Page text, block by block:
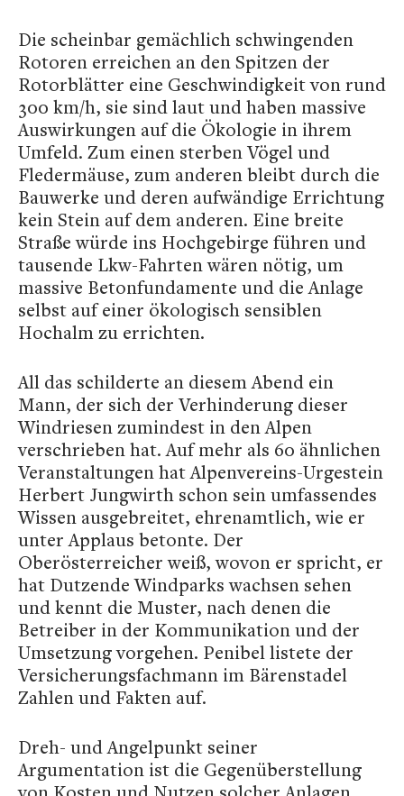
Die scheinbar gemächlich schwingenden
Rotoren erreichen an den Spitzen der
Rotorblätter eine Geschwindigkeit von rund
300 km/h, sie sind laut und haben massive
Auswirkungen auf die Ökologie in ihrem
Umfeld. Zum einen sterben Vögel und
Fledermäuse, zum anderen bleibt durch die
Bauwerke und deren aufwändige Errichtung
kein Stein auf dem anderen. Eine breite
Straße würde ins Hochgebirge führen und
tausende Lkw-Fahrten wären nötig, um
massive Betonfundamente und die Anlage
selbst auf einer ökologisch sensiblen
Hochalm zu errichten.
All das schilderte an diesem Abend ein
Mann, der sich der Verhinderung dieser
Windriesen zumindest in den Alpen
verschrieben hat. Auf mehr als 60 ähnlichen
Veranstaltungen hat Alpenvereins-Urgestein
Herbert Jungwirth schon sein umfassendes
Wissen ausgebreitet, ehrenamtlich, wie er
unter Applaus betonte. Der
Oberösterreicher weiß, wovon er spricht, er
hat Dutzende Windparks wachsen sehen
und kennt die Muster, nach denen die
Betreiber in der Kommunikation und der
Umsetzung vorgehen. Penibel listete der
Versicherungsfachmann im Bärenstadel
Zahlen und Fakten auf.
Dreh- und Angelpunkt seiner
Argumentation ist die Gegenüberstellung